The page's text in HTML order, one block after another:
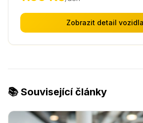
Zobrazit detail vozidla
📚 Související články